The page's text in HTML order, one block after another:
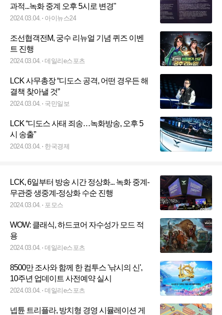
과적...녹화 중계 오후 5시로 변경"
2024.03.04. 아이뉴스24
조선협객전M, 궁수 리뉴얼 기념 퀴즈 이벤
트 진행
2024.03.04. 데일리e스포츠
LCK 사무총장 “디도스 공격, 어떤 경우든 해
결책 찾아낼 것”
2024.03.04. 국민일보
LCK “디도스 사태 죄송…녹화방송, 오후 5
시 송출”
2024.03.04. 한국경제
LCK, 6일부터 방송 시간 정상화... 녹화 중계-
무관중 생중계-정상화 수순 진행
2024.03.04. 포모스
WOW: 클래식, 하드코어 자수성가 모드 적
용
2024.03.04. 데일리e스포츠
8500만 조사와 함께 한 컴투스 '낚시의 신',
10주년 업데이트 사전예약 실시
2024.03.04. 데일리e스포츠
넵튠 트리플라, 방치형 경영 시뮬레이션 게